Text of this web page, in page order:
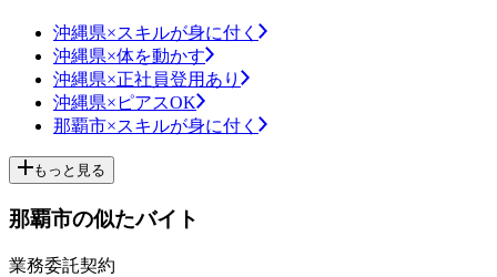
沖縄県×スキルが身に付く
沖縄県×体を動かす
沖縄県×正社員登用あり
沖縄県×ピアスOK
那覇市×スキルが身に付く
もっと見る
那覇市の似たバイト
業務委託契約